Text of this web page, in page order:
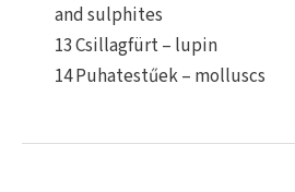
and sulphites
13 Csillagfürt – lupin
14 Puhatestűek – molluscs